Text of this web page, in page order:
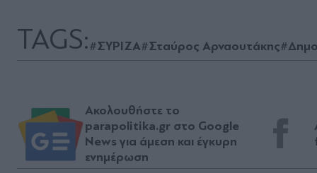
TAGS:#ΣΥΡΙΖΑ#Σταύρος Αρναουτάκης
Ακολουθήστε το
parapolitika.gr στο Google
News για άμεση και έγκυρη
ενημέρωση